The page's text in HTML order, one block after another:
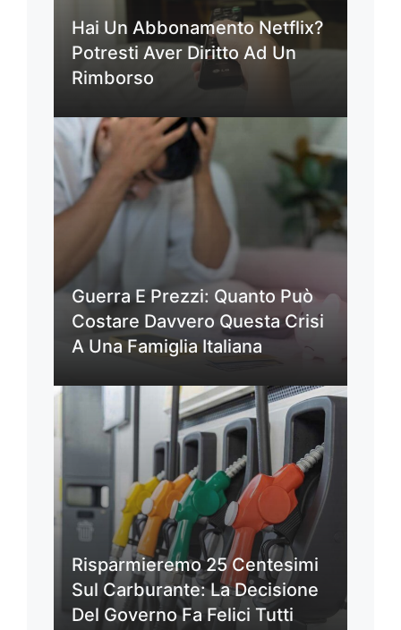
Hai Un Abbonamento Netflix?
Potresti Aver Diritto Ad Un
Rimborso
Guerra E Prezzi: Quanto Può
Costare Davvero Questa Crisi
A Una Famiglia Italiana
Risparmieremo 25 Centesimi
Sul Carburante: La Decisione
Del Governo Fa Felici Tutti